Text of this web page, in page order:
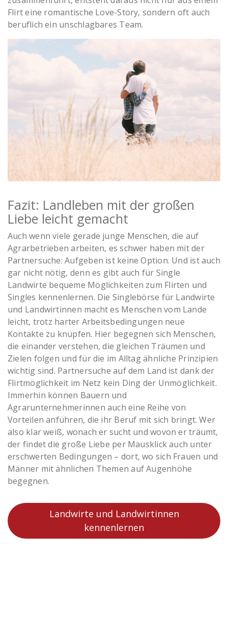
Flirt eine romantische Love-Story, sondern oft auch
beruflich ein unschlagbares Team.
Fazit: Landleben mit der großen
Liebe leicht gemacht
Auch wenn viele gerade junge Menschen, die auf
Agrarbetrieben arbeiten, es schwer haben mit der
Partnersuche: Aufgeben ist keine Option. Und ist auch
gar nicht nötig, denn es gibt auch für Single
Landwirte bequeme Möglichkeiten zum Flirten und
Singles kennenlernen. Die Singlebörse für Landwirte
und Landwirtinnen macht es Menschen vom Lande
leicht, trotz harter Arbeitsbedingungen neue
Kontakte zu knüpfen. Hier begegnen sich Menschen,
die einander verstehen, die gleichen Träumen und
Zielen folgen und für die im Alltag ähnliche Prinzipien
wichtig sind. Partnersuche auf dem Land ist dank der
Flirtmöglichkeit im Netz kein Ding der Unmöglichkeit.
Immerhin können Bauern und
Agrarunternehmerinnen auch eine Reihe von
Vorteilen anführen, die ihr Beruf mit sich bringt. Wer
also klar weiß, wonach er sucht und wovon er träumt,
der findet die große Liebe per Mausklick auch unter
erschwerten Bedingungen – dort, wo sich Frauen und
Männer mit ähnlichen Themen auf Augenhöhe
begegnen.
Landwirte und Landwirtinnen
kennenlernen